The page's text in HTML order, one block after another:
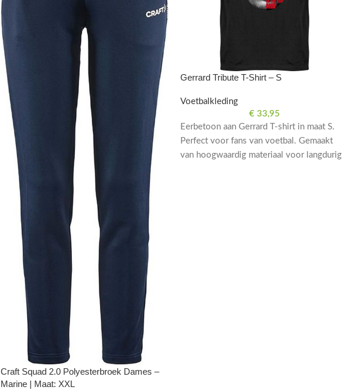
Craft Squad 2.0 Polyesterbroek Dames –
Marine | Maat: XXL
Gerrard Tribute T-Shirt – S
Voetbalkleding
€33,95
Eerbetoon aan Gerrard T-shirt in maat S.
Perfect voor fans van voetbal. Gemaakt
van hoogwaardig materiaal voor langdurig